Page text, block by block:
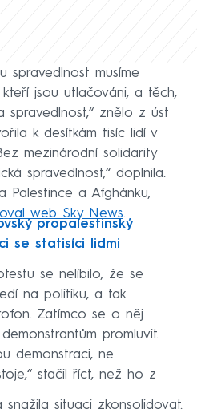
spravedlnost musíme
jsou utlačováni, a těch,
spravedlnost,“ znělo z úst
k desítkám tisíc lidí v
mezinárodní solidarity
spravedlnost,“ doplnila.
Palestince a Afghánku,
web Sky News.
propalestinský
se statisíci lidmi
se nelíbilo, že se
na politiku, a tak
Zatímco se o něj
promluvit.
demonstraci, ne
stačil říct, než ho z
situaci zkonsolidovat.